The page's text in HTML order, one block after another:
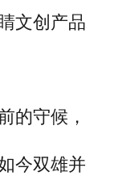
文创产品
的守候，
今双雄并